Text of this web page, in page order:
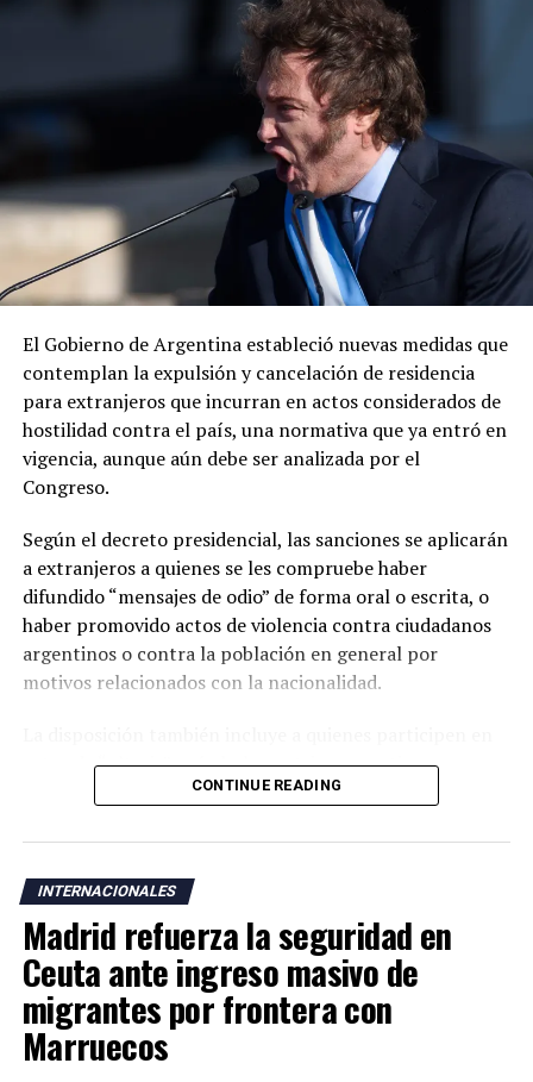
mexicano por la captura del presunto líder criminal.
ADVERTISEMENT
«Envía otro mensaje claro: los delincuentes no tienen
dónde esconderse», expresó el diplomático, quien
desmantelar los cárteles y llevar ante la justicia a los
responsables de delitos violentos continúa dando
resultados.
El Gobierno de Argentina estableció nuevas medidas que
contemplan la expulsión y cancelación de residencia
para extranjeros que incurran en actos considerados de
hostilidad contra el país, una normativa que ya entró en
vigencia, aunque aún debe ser analizada por el
Congreso.
Según el decreto presidencial, las sanciones se aplicarán
a extranjeros a quienes se les compruebe haber
difundido “mensajes de odio” de forma oral o escrita, o
haber promovido actos de violencia contra ciudadanos
argentinos o contra la población en general por
motivos relacionados con la nacionalidad.
actos de “ultraje” a símbolos patrios argentinos o
incentiven la realización de acciones contempladas
Argentina mantiene una larga tradición migratoria y su
Constitución garantiza a los residentes derechos civiles,
además del acceso a servicios como salud, educación y
vivienda bajo determinadas condiciones legales.
La medida fue anunciada después de que el presidente
Javier Milei denunciara la existencia de una supuesta
“campaña antiargentina”, señalamiento para el cual no
CONTINUE READING
INTERNACIONALES
Madrid refuerza la seguridad en
Ceuta ante ingreso masivo de
migrantes por frontera con
Marruecos